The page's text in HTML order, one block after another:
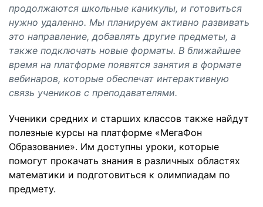
продолжаются школьные каникулы, и готовиться
нужно удаленно. Мы планируем активно развивать
это направление, добавлять другие предметы, а
также подключать новые форматы. В ближайшее
время на платформе появятся занятия в формате
вебинаров, которые обеспечат интерактивную
связь учеников с преподавателями.
Ученики средних и старших классов также найдут
полезные курсы на платформе «МегаФон
Образование». Им доступны уроки, которые
помогут прокачать знания в различных областях
математики и подготовиться к олимпиадам по
предмету.